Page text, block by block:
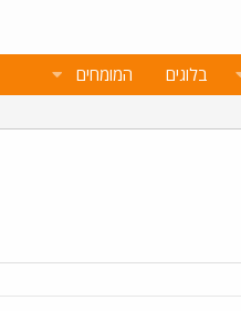
בלוגים המומחים